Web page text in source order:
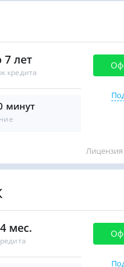
7 лет
кредита
минут
мес.